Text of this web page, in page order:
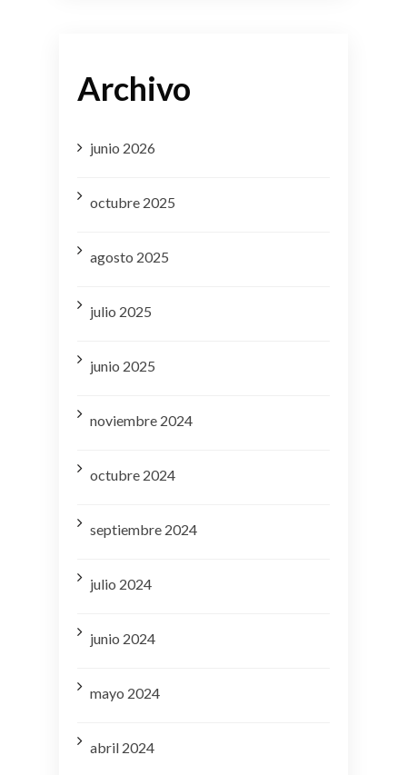
Archivo
junio 2026
octubre 2025
agosto 2025
julio 2025
junio 2025
noviembre 2024
octubre 2024
septiembre 2024
julio 2024
junio 2024
mayo 2024
abril 2024